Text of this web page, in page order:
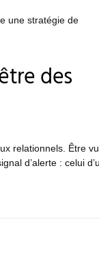
une stratégie de
des
relationnels. Être
d’alerte : celui